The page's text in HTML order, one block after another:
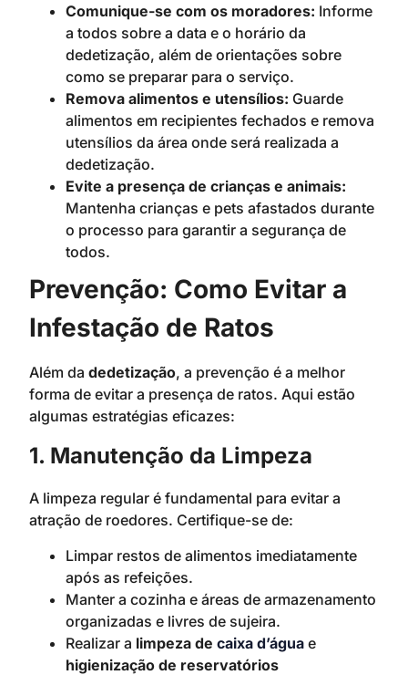
Comunique-se com os moradores: Informe
a todos sobre a data e o horário da
dedetização, além de orientações sobre
como se preparar para o serviço.
Remova alimentos e utensílios: Guarde
alimentos em recipientes fechados e remova
utensílios da área onde será realizada a
dedetização.
Evite a presença de crianças e animais:
Mantenha crianças e pets afastados durante
o processo para garantir a segurança de
todos.
Prevenção: Como Evitar a
Infestação de Ratos
Além da dedetização, a prevenção é a melhor
forma de evitar a presença de ratos. Aqui estão
algumas estratégias eficazes:
1. Manutenção da Limpeza
A limpeza regular é fundamental para evitar a
atração de roedores. Certifique-se de:
Limpar restos de alimentos imediatamente
após as refeições.
Manter a cozinha e áreas de armazenamento
organizadas e livres de sujeira.
Realizar a limpeza de caixa d’água e
higienização de reservatórios